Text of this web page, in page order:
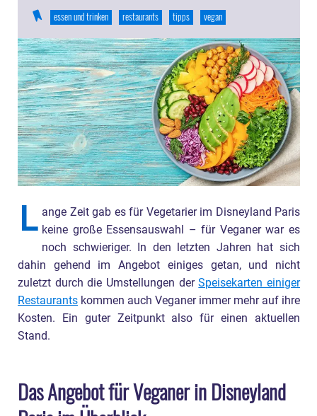
essen und trinken
restaurants tipps vegan
L ange Zeit gab es für Vegetarier im Disneyland Paris
keine große Essensauswahl – für Veganer war es
noch schwieriger. In den letzten Jahren hat sich
dahin gehend im Angebot einiges getan, und nicht
zuletzt durch die Umstellungen derSpeisekarten einiger
Restaurants kommen auch Veganer immer mehr auf ihre
Kosten. Ein guter Zeitpunkt also für einen aktuellen
Stand.
Das Angebot für Veganer in Disneyland